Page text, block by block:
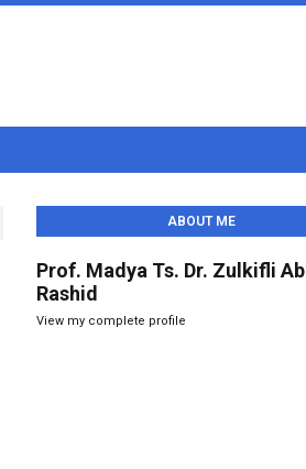
ABOUT ME
Prof. Madya Ts. Dr. Zulkifli Ab
Rashid
View my complete profile